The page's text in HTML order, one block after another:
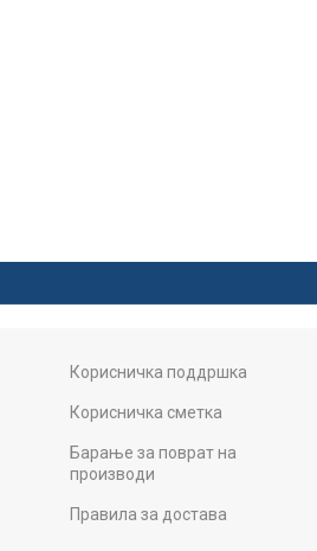
Корисничка поддршка
Корисничка сметка
Барање за поврат на
производи
Правила за достава